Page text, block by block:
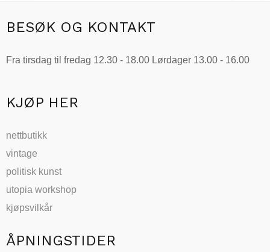
BESØK OG KONTAKT
Fra tirsdag til fredag 12.30 - 18.00 Lørdager 13.00 - 16.00
KJØP HER
nettbutikk
vintage
politisk kunst
utopia workshop
kjøpsvilkår
ÅPNINGSTIDER